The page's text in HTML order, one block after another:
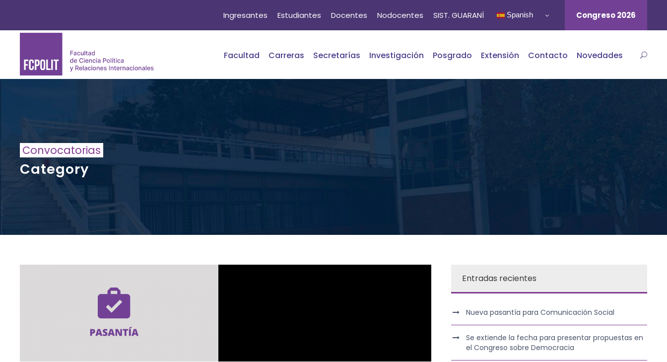
Ingresantes Estudiantes Docentes Nodocentes SIST. GUARANÍ Spanish Congreso 2026
Facultad Carreras Secretarías Investigación Posgrado Extensión Contacto Novedades
Convocatorias
Category
Entradas recientes
Nueva pasantía para Comunicación Social
Se extiende la fecha para presentar propuestas en
el Congreso sobre Democracia